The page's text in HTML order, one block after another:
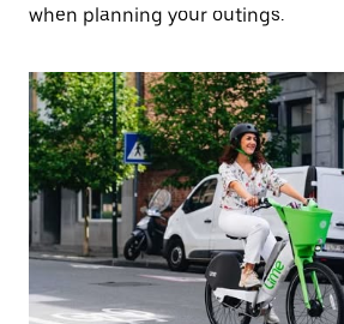
when planning your outings.